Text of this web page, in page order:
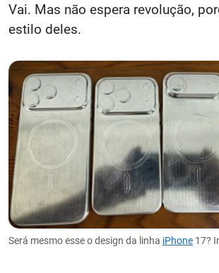
Vai. Mas não espera revolução,
estilo deles.
Será mesmo esse o design da linha iPhone 17?